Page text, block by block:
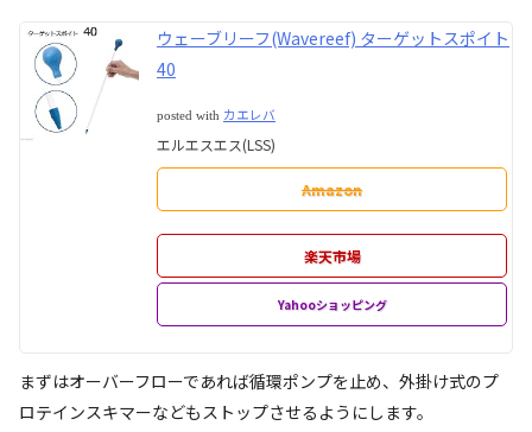
ウェーブリーフ(Wavereef) ターゲットスポイト
40
posted with カエレバ
エルエスエス(LSS)
Amazon
楽天市場
Yahooショッピング
まずはオーバーフローであれば循環ポンプを止め、外掛け式のプ
ロテインスキマーなどもストップさせるようにします。